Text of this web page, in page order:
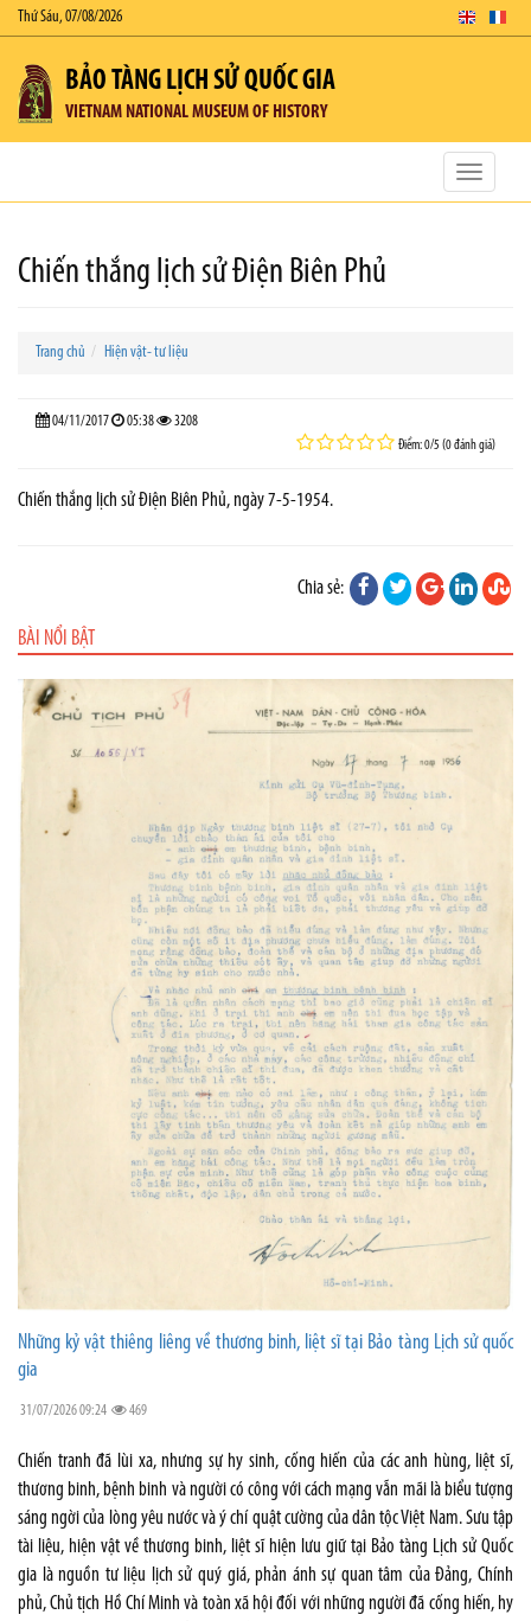
Thứ Sáu, 07/08/2026
BẢO TÀNG LỊCH SỬ QUỐC GIA
VIETNAM NATIONAL MUSEUM OF HISTORY
Toggle
Chiến thắng lịch sử Điện Biên Phủ
Trang chủ Hiện vật- tư liệu
04/11/2017 05:38 3208
Điểm: 0/5 (0 đánh giá)
Chiến thắng lịch sử Điện Biên Phủ, ngày 7-5-1954.
Chia sẻ:
BÀI NỔI BẬT
Những kỷ vật thiêng liêng về thương binh, liệt sĩ tại Bảo tàng Lịch sử quốc
gia
31/07/2026 09:24 469
Chiến tranh đã lùi xa, nhưng sự hy sinh, cống hiến của các anh hùng, liệt sĩ,
thương binh, bệnh binh và người có công với cách mạng vẫn mãi là biểu tượng
sáng ngời của lòng yêu nước và ý chí quật cường của dân tộc Việt Nam. Sưu tập
tài liệu, hiện vật về thương binh, liệt sĩ hiện lưu giữ tại Bảo tàng Lịch sử Quốc
gia là nguồn tư liệu lịch sử quý giá, phản ánh sự quan tâm của Đảng, Chính
phủ, Chủ tịch Hồ Chí Minh và toàn xã hội đối với những người đã cống hiến, hy